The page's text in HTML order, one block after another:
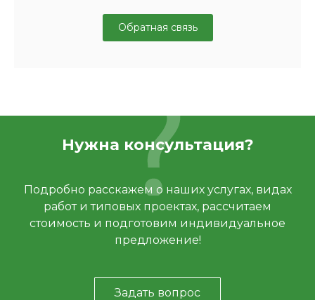
Обратная связь
Нужна консультация?
Подробно расскажем о наших услугах, видах
работ и типовых проектах, рассчитаем
стоимость и подготовим индивидуальное
предложение!
Задать вопрос